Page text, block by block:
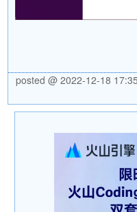
posted @ 2022-12-18 17:35